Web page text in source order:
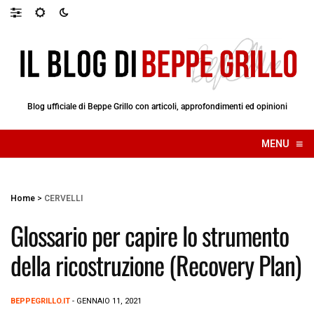
Blog ufficiale di Beppe Grillo con articoli, approfondimenti ed opinioni
MENU ≡
☰
Home > CERVELLI
Glossario per capire lo strumento
della ricostruzione (Recovery Plan)
BEPPEGRILLO.IT - GENNAIO 11, 2021